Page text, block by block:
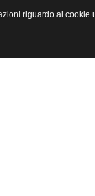
riguardo ai cookie